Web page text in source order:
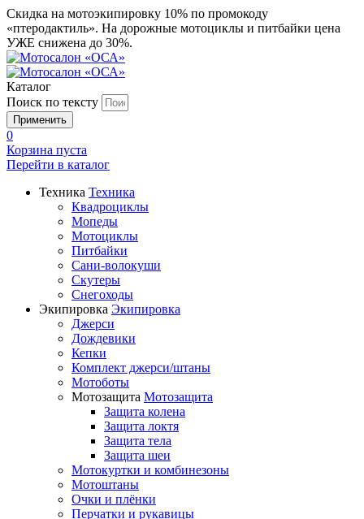
Скидка на мотоэкипировку 10% по промокоду
«птеродактиль». На дорожные мотоциклы и питбайки цена
УЖЕ снижена до 30%.
Каталог
Поиск по тексту
0
Корзина пуста
Перейти в каталог
Техника Техника
Квадроциклы
Мопеды
Мотоциклы
Питбайки
Сани-волокуши
Скутеры
Снегоходы
Экипировка Экипировка
Джерси
Дождевики
Кепки
Комплект джерси/штаны
Мотоботы
Мотозащита Мотозащита
Защита колена
Защита локтя
Защита тела
Защита шеи
Мотокуртки и комбинезоны
Мотоштаны
Очки и плёнки
Перчатки и рукавицы